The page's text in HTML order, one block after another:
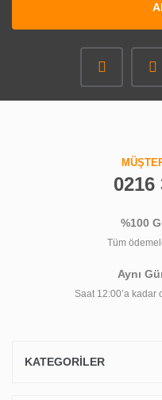
0216
%100
Tüm
Aynı
Saat 12:00’a kadar
KATEGORİLER